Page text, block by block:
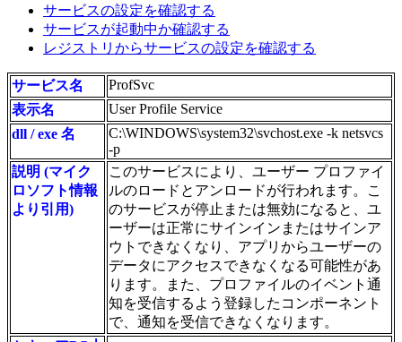
サービスの設定を確認する
サービスが起動中か確認する
レジストリからサービスの設定を確認する
サービス名
ProfSvc
表示名
User Profile Service
dll / exe 名
C:\WINDOWS\system32\svchost.exe -k netsvcs
-p
説明 (マイク
ロソフト情報
より引用)
このサービスにより、ユーザー プロファイ
ルのロードとアンロードが行われます。こ
のサービスが停止または無効になると、ユ
ーザーは正常にサインインまたはサインア
ウトできなくなり、アプリからユーザーの
データにアクセスできなくなる可能性があ
ります。また、プロファイルのイベント通
知を受信するよう登録したコンポーネント
で、通知を受信できなくなります。